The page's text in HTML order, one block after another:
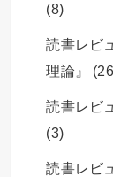
(8)
読書レビ
理論』
読書レビ
(3)
読書レビ